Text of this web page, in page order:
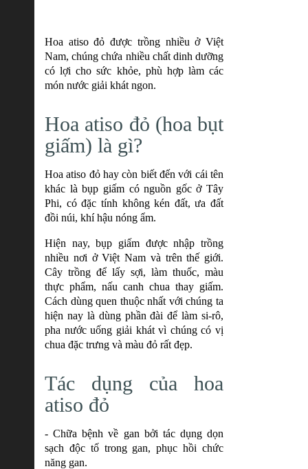
Hoa atiso đỏ được trồng nhiều ở Việt
Nam, chúng chứa nhiều chất dinh dưỡng
có lợi cho sức khỏe, phù hợp làm các
món nước giải khát ngon.
Hoa atiso đỏ (hoa bụt
giấm) là gì?
Hoa atiso đỏ hay còn biết đến với cái tên
khác là bụp giấm có nguồn gốc ở Tây
Phi, có đặc tính không kén đất, ưa đất
đồi núi, khí hậu nóng ẩm.
Hiện nay, bụp giấm được nhập trồng
nhiều nơi ở Việt Nam và trên thế giới.
Cây trồng để lấy sợi, làm thuốc, màu
thực phẩm, nấu canh chua thay giấm.
Cách dùng quen thuộc nhất với chúng ta
hiện nay là dùng phần đài để làm si-rô,
pha nước uống giải khát vì chúng có vị
chua đặc trưng và màu đỏ rất đẹp.
Tác dụng của hoa
atiso đỏ
- Chữa bệnh về gan bởi tác dụng dọn
sạch độc tố trong gan, phục hồi chức
năng gan.